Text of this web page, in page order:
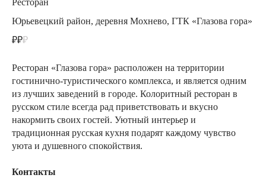
Ресторан
Юрьевецкий район, деревня Мохнево, ГТК «Глазова гора»
₽₽₽
Ресторан «Глазова гора» расположен на территории
гостинично-туристического комплекса, и является одним
из лучших заведений в городе. Колоритный ресторан в
русском стиле всегда рад приветствовать и вкусно
накормить своих гостей. Уютный интерьер и
традиционная русская кухня подарят каждому чувство
уюта и душевного спокойствия.
Контакты